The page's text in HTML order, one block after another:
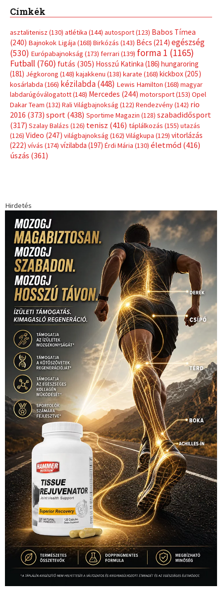
Címkék
asztalitenisz (130) atlétika (144) autosport(123) Babos Tímea
(240) Bajnokok Ligája (168) Birkózás (143) Bécs (214) egészség
(530) Európabajnokság (173) ferrari (139) forma 1 (1165)
Futball (760) futás (305) Hosszú Katinka (186) hungaroring
(181) Jégkorong (148) kajakkenu (138) karate (168) kickbox(205)
kosárlabda (166) kézilabda(448) Lewis Hamilton (168) magyar
labdarúgóválogatott(148) Mercedes (244) motorsport(153) Opel
Dakar Team (132) Rali Világbajnokság (122) Rendezvény(142) rio
2016 (373) sport(438) Sportime Magazin (128) szabadidősport
(317) Szalay Balázs (126) tenisz (416) táplálkozás (155) utazás
(126) Video (247) világbajnokság (162) Világkupa (129) vitorlázás
(222) vívás (174) vízilabda (197) Érdi Mária (130) életmód(416)
úszás (361)
Hirdetés